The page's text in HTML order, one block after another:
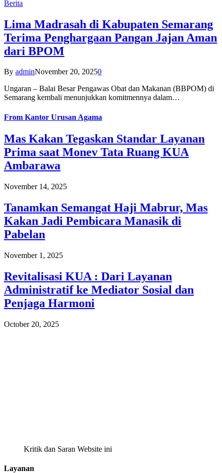
Berita
Lima Madrasah di Kabupaten Semarang
Terima Penghargaan Pangan Jajan Aman
dari BPOM
By adminNovember 20, 20250
Ungaran – Balai Besar Pengawas Obat dan Makanan (BBPOM) di
Semarang kembali menunjukkan komitmennya dalam…
From Kantor Urusan Agama
Mas Kakan Tegaskan Standar Layanan
Prima saat Monev Tata Ruang KUA
Ambarawa
November 14, 2025
Tanamkan Semangat Haji Mabrur, Mas
Kakan Jadi Pembicara Manasik di
Pabelan
November 1, 2025
Revitalisasi KUA : Dari Layanan
Administratif ke Mediator Sosial dan
Penjaga Harmoni
October 20, 2025
Kritik dan Saran Website ini
Layanan